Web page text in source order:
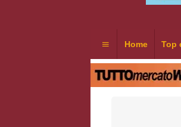
Home Top